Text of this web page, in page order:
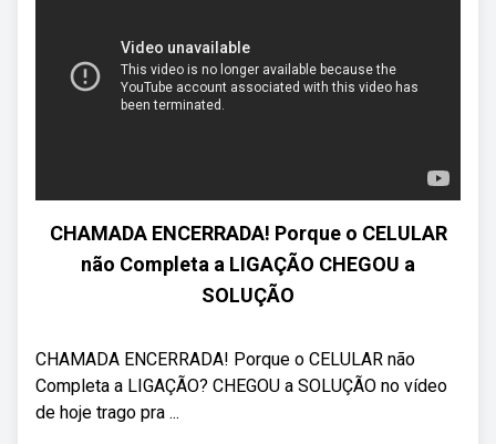
CHAMADA ENCERRADA! Porque o CELULAR
não Completa a LIGAÇÃO CHEGOU a
SOLUÇÃO
CHAMADA ENCERRADA! Porque o CELULAR não
Completa a LIGAÇÃO? CHEGOU a SOLUÇÃO no vídeo
de hoje trago pra ...